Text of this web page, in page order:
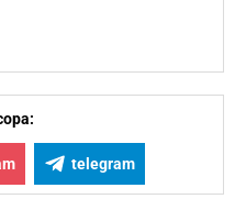
telegram